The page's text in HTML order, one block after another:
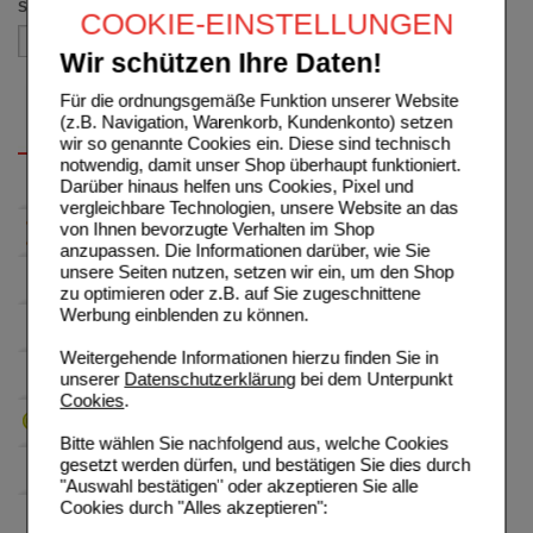
COOKIE-EINSTELLUNGEN
Wir schützen Ihre Daten!
Für die ordnungsgemäße Funktion unserer Website
(z.B. Navigation, Warenkorb, Kundenkonto) setzen
wir so genannte Cookies ein. Diese sind technisch
notwendig, damit unser Shop überhaupt funktioniert.
Darüber hinaus helfen uns Cookies, Pixel und
vergleichbare Technologien, unsere Website an das
von Ihnen bevorzugte Verhalten im Shop
anzupassen. Die Informationen darüber, wie Sie
unsere Seiten nutzen, setzen wir ein, um den Shop
zu optimieren oder z.B. auf Sie zugeschnittene
Werbung einblenden zu können.
Weitergehende Informationen hierzu finden Sie in
unserer Datenschutzerklärungbei dem Unterpunkt
Cookies.
Bitte wählen Sie nachfolgend aus, welche Cookies
gesetzt werden dürfen, und bestätigen Sie dies durch
"Auswahl bestätigen" oder akzeptieren Sie alle
Cookies durch "Alles akzeptieren":
Sortieren nach